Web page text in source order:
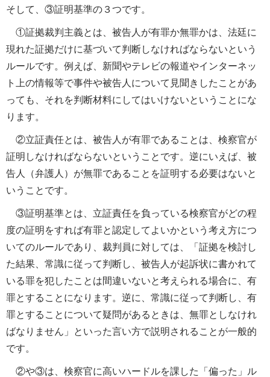
そして、③証明基準の３つです。
①証拠裁判主義とは、被告人が有罪か無罪かは、法廷に
現れた証拠だけに基づいて判断しなければならないという
ルールです。例えば、新聞やテレビの報道やインターネッ
ト上の情報等で事件や被告人について見聞きしたことがあ
っても、それを判断材料にしてはいけないということにな
ります。
②立証責任とは、被告人が有罪であることは、検察官が
証明しなければならないということです。逆にいえば、被
告人（弁護人）が無罪であることを証明する必要はないと
いうことです。
③証明基準とは、立証責任を負っている検察官がどの程
度の証明をすれば有罪と認定してよいかという考え方につ
いてのルールであり、裁判員に対しては、「証拠を検討し
た結果、常識に従って判断し、被告人が起訴状に書かれて
いる罪を犯したことは間違いないと考えられる場合に、有
罪とすることになります。逆に、常識に従って判断し、有
罪とすることについて疑問があるときは、無罪としなけれ
ばなりません」といった言い方で説明されることが一般的
です。
②や③は、検察官に高いハードルを課した「偏った」ル